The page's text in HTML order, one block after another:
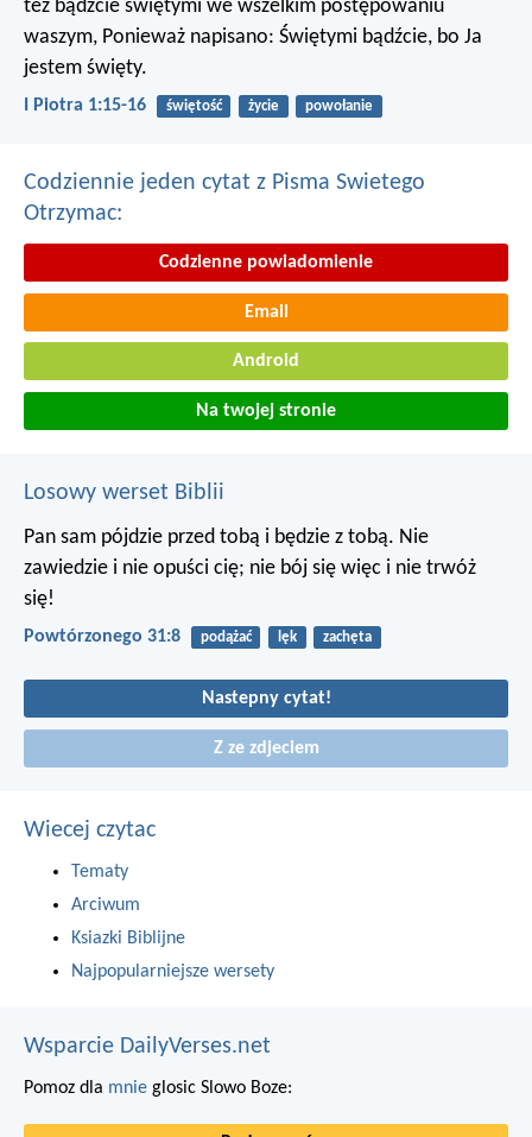
też bądźcie świętymi we wszelkim postępowaniu
waszym, Ponieważ napisano: Świętymi bądźcie, bo Ja
jestem święty.
I Piotra 1:15-16 świętość życie powołanie
Codziennie jeden cytat z Pisma Swietego
Otrzymac:
Codzienne powiadomienie
Email
Android
Na twojej stronie
Losowy werset Biblii
Pan sam pójdzie przed tobą i będzie z tobą. Nie
zawiedzie i nie opuści cię; nie bój się więc i nie trwóż
się!
Powtórzonego 31:8 podążać lęk zachęta
Nastepny cytat!
Z ze zdjeciem
Wiecej czytac
Tematy
Arciwum
Ksiazki Biblijne
Najpopularniejsze wersety
Wsparcie DailyVerses.net
Pomoz dla mnie glosic Slowo Boze: